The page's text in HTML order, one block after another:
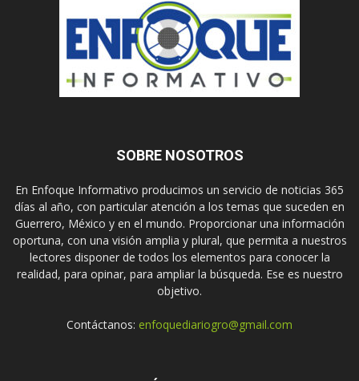
SOBRE NOSOTROS
En Enfoque Informativo producimos un servicio de noticias 365
días al año, con particular atención a los temas que suceden en
Guerrero, México y en el mundo. Proporcionar una información
oportuna, con una visión amplia y plural, que permita a nuestros
lectores disponer de todos los elementos para conocer la
realidad, para opinar, para ampliar la búsqueda. Ese es nuestro
objetivo.
Contáctanos: enfoquediariogro@gmail.com